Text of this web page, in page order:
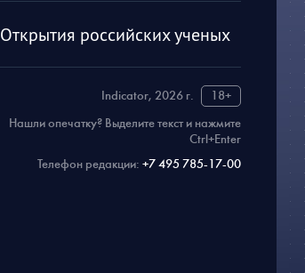
Открытия российских ученых
Indicator, 2026 г.
18+
Нашли опечатку? Выделите текст и нажмите
Ctrl+Enter
Телефон редакции: +7 495 785-17-00